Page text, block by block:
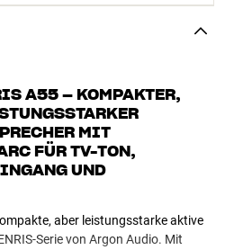
A55 – KOMPAKTER,
MIT
FÜR TV-TON,
UND
aber leistungsstarke aktive
Serie von Argon Audio. Mit